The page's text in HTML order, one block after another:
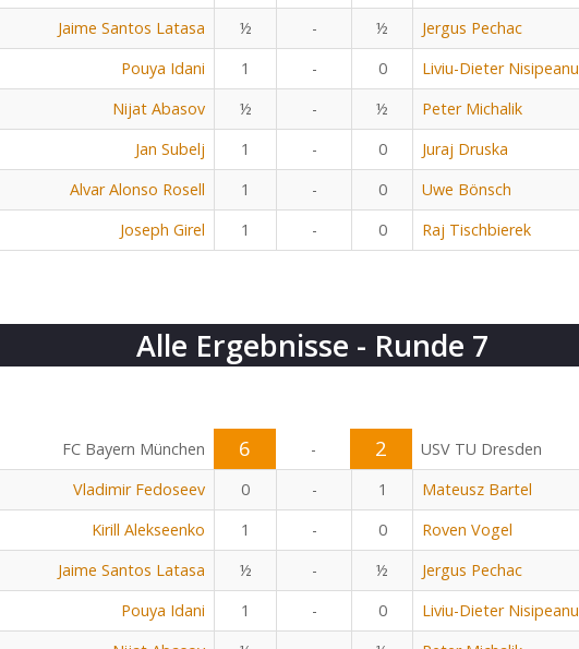
Jaime Santos Latasa ½ - ½ Jergus Pechac
Pouya Idani 1 - 0 Liviu-Dieter Nisipeanu
Nijat Abasov ½ - ½ Peter Michalik
Jan Subelj 1 - 0 Juraj Druska
Alvar Alonso Rosell 1 - 0 Uwe Bönsch
Joseph Girel 1 - 0 Raj Tischbierek
Alle Ergebnisse - Runde 7
FC Bayern München 6 - 2
USV TU Dresden
Vladimir Fedoseev 0 - 1 Mateusz Bartel
Kirill Alekseenko 1 - 0 Roven Vogel
Jaime Santos Latasa ½ - ½ Jergus Pechac
Pouya Idani 1 - 0 Liviu-Dieter Nisipeanu